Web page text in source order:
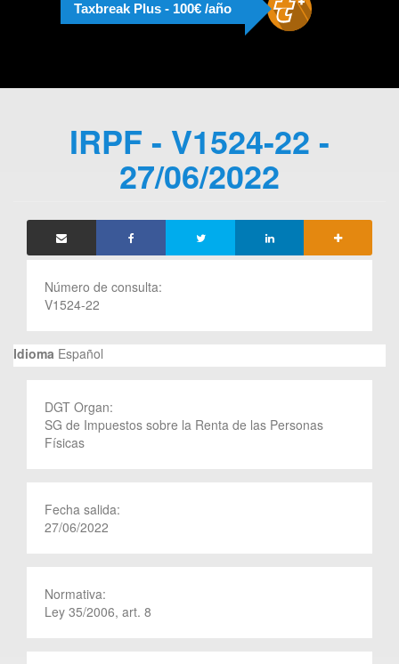
Taxbreak Plus - 100€ /año
IRPF - V1524-22 -
27/06/2022
Número de consulta:
V1524-22
Idioma Español
DGT Organ:
SG de Impuestos sobre la Renta de las Personas
Físicas
Fecha salida:
27/06/2022
Normativa:
Ley 35/2006, art. 8